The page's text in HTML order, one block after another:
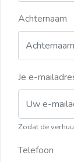
Achternaam
Je e-
Zodat de
Telefoon